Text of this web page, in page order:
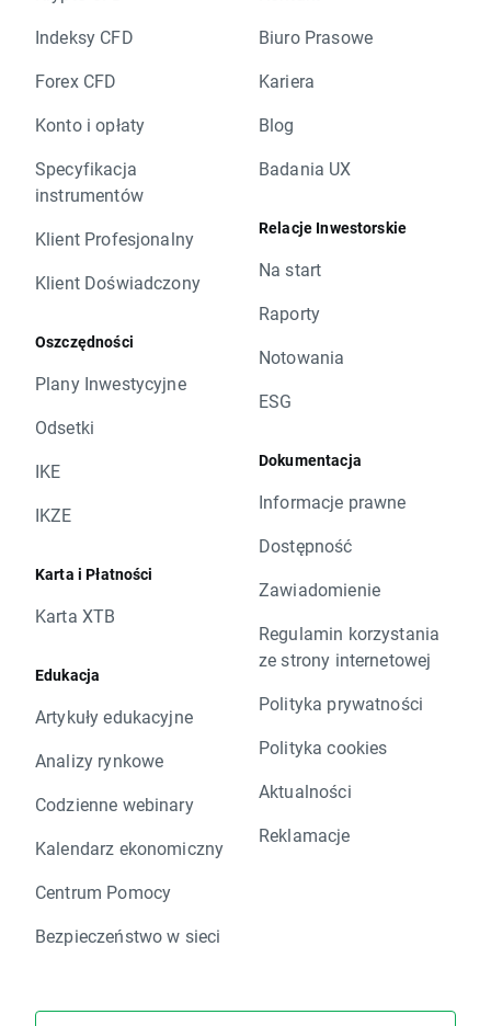
Indeksy CFD
Forex CFD
Konto i opłaty
Specyfikacja
instrumentów
Klient Profesjonalny
Klient Doświadczony
Oszczędności
Plany Inwestycyjne
Odsetki
IKE
IKZE
Karta i Płatności
Karta XTB
Edukacja
Artykuły edukacyjne
Analizy rynkowe
Codzienne webinary
Kalendarz ekonomiczny
Centrum Pomocy
Bezpieczeństwo w sieci
Biuro Prasowe
Kariera
Blog
Badania UX
Relacje Inwestorskie
Na start
Raporty
Notowania
ESG
Dokumentacja
Informacje prawne
Dostępność
Zawiadomienie
Regulamin korzystania
ze strony internetowej
Polityka prywatności
Polityka cookies
Aktualności
Reklamacje